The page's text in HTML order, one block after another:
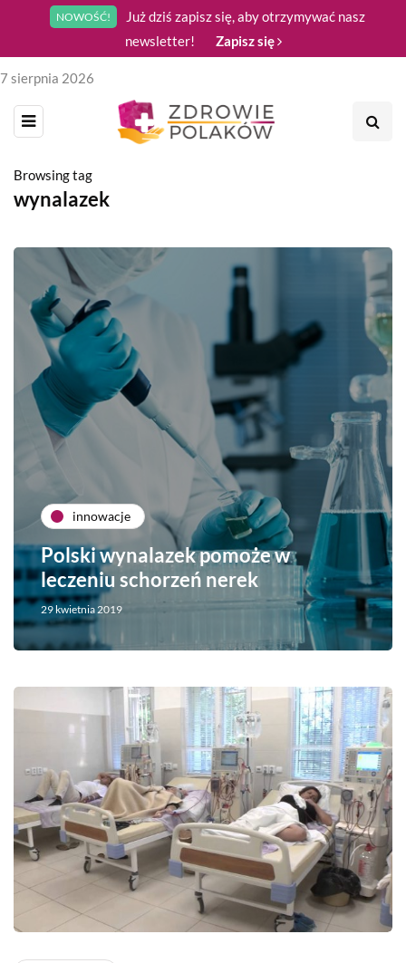
NOWOŚĆ!
Już dziś zapisz się, aby otrzymywać nasz
newsletter!
Zapisz się
7 sierpnia 2026
Browsing tag
wynalazek
innowacje
Polski wynalazek pomoże w
leczeniu schorzeń nerek
29 kwietnia 2019